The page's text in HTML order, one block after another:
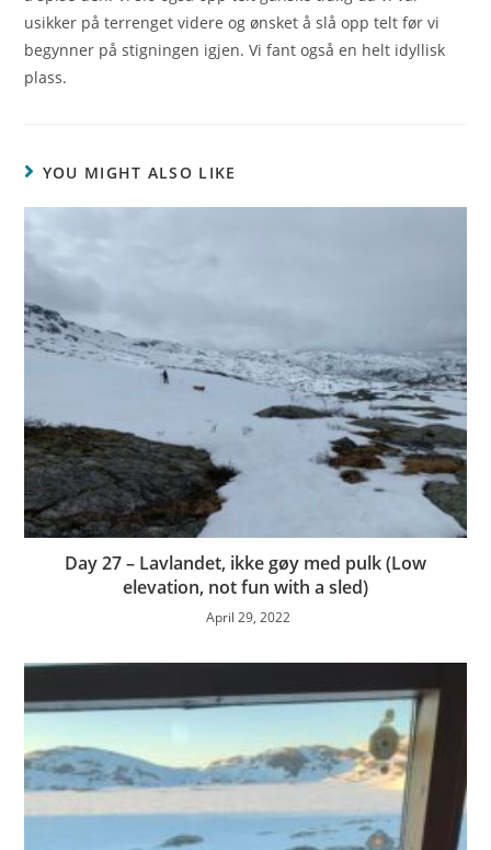
usikker på terrenget videre og ønsket å slå opp telt før vi
begynner på stigningen igjen. Vi fant også en helt idyllisk
plass.
YOU MIGHT ALSO LIKE
Day 27 – Lavlandet, ikke gøy med pulk (Low
elevation, not fun with a sled)
April 29, 2022